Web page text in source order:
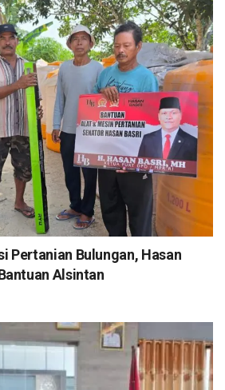
Pertanian Bulungan, Hasan
Alsintan